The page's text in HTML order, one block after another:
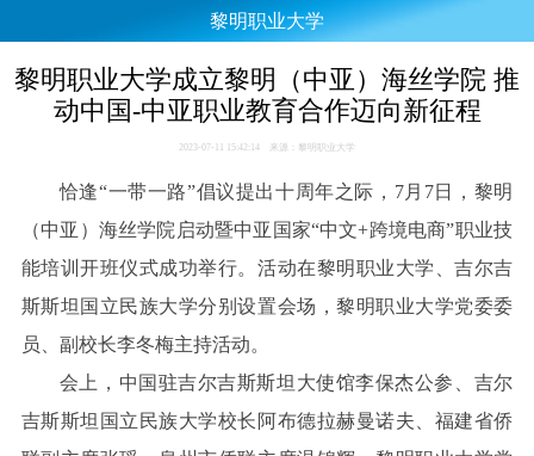
黎明职业大学
黎明职业大学成立黎明（中亚）海丝学院 推
动中国-中亚职业教育合作迈向新征程
2023-07-11 15:42:14 来源：黎明职业大学
恰逢“一带一路”倡议提出十周年之际，7月7日，黎明
（中亚）海丝学院启动暨中亚国家“中文+跨境电商”职业技
能培训开班仪式成功举行。活动在黎明职业大学、吉尔吉
斯斯坦国立民族大学分别设置会场，黎明职业大学党委委
员、副校长李冬梅主持活动。
会上，中国驻吉尔吉斯斯坦大使馆李保杰公参、吉尔
吉斯斯坦国立民族大学校长阿布德拉赫曼诺夫、福建省侨